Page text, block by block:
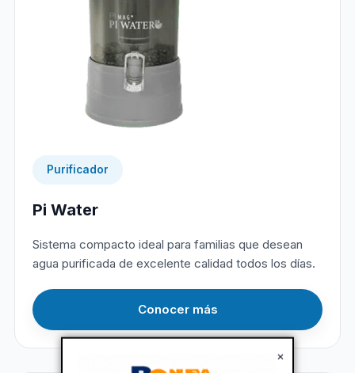
×
Purificador
Pi Water
Sistema compacto ideal para familias que desean
agua purificada de excelente calidad todos los días.
Conocer más